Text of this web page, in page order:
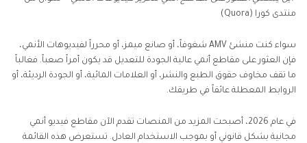
منتدى كورا (Quora)
سواء كنت منشئ AMV شغوفاً، أو صانع ميمز، أو محرراً لفيديوهات الأنمي،
فإن العثور على مقاطع أنمي عالية الجودة للتعديل قد يكون أمراً صعباً. فغالباً
ما تقف مخاوف حقوق الطبع والنشر، أو العلامات المائية، أو الجودة الرديئة، أو
الروابط المعطلة عائقاً في طريقك.
في عام 2026، أصبحت المزيد من المنصات تقدم الآن مقاطع فيديو أنمي
مجانية بشكل قانوني أو بموجب الاستخدام العادل. تستعرض هذه القائمة